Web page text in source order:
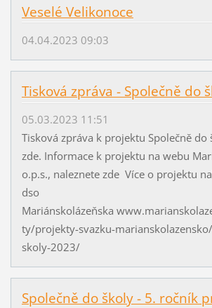
Veselé Velikonoce
04.04.2023 09:03
Tisková zpráva - Společně do
05.03.2023 11:51
Tisková zpráva k projektu Společně do
zde. Informace k projektu na webu
o.p.s., naleznete zde Více o projektu
dso
Mariánskolázeňska
ty/projekty-svazku-
skoly-2023/
Společně do školy - 5. ročník